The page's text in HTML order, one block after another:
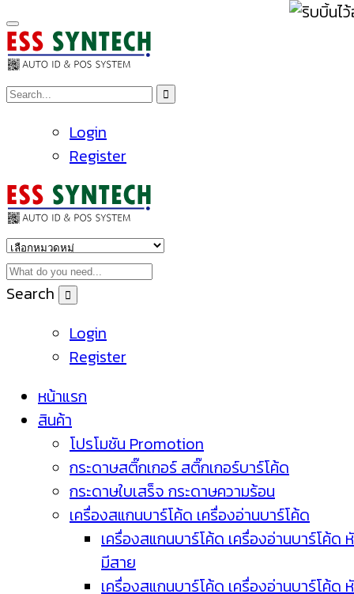
Login
Register
Search
Login
Register
หน้าแรก
สินค้า
โปรโมชัน Promotion
กระดาษสติ๊กเกอร์ สติ๊กเกอร์บาร์โค้ด
กระดาษใบเสร็จ กระดาษความร้อน
เครื่องสแกนบาร์โค้ด เครื่องอ่านบาร์โค้ด
เครื่องสแกนบาร์โค้ด เครื่องอ่านบาร์โค้ด
มีสาย
เครื่องสแกนบาร์โค้ด เครื่องอ่านบาร์โค้ด